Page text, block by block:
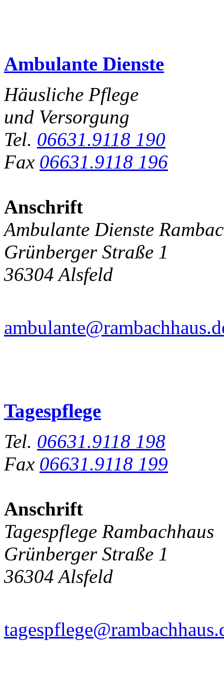
Ambulante Dienste
Häusliche Pflege
und Versorgung
Tel. 06631.9118 190
Fax 06631.9118 196
Anschrift
Ambulante Dienste
Grünberger Straße 1
36304 Alsfeld
Tagespflege
Tel. 06631.9118 198
Fax 06631.9118 199
Anschrift
Tagespflege Rambachhaus
Grünberger Straße 1
36304 Alsfeld